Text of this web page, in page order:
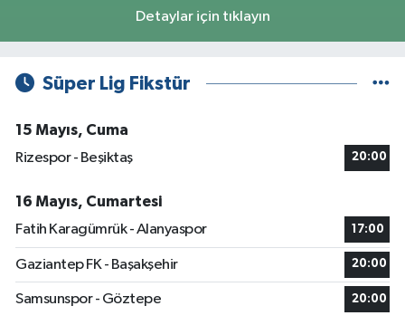
Detaylar için tıklayın
Süper Lig Fikstür
15 Mayıs, Cuma
Rizespor - Beşiktaş
20:00
16 Mayıs, Cumartesi
Fatih Karagümrük - Alanyaspor
17:00
Gaziantep FK - Başakşehir 20:00
Samsunspor - Göztepe 20:00